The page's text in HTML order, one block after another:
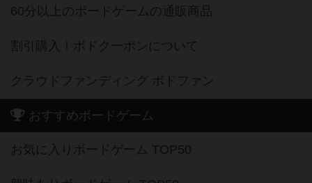
60分以上のボードゲームの通販商品
割引購入！ボドクーポンについて
クラウドファンディング ボドファン
おすすめボードゲーム
お気に入りボードゲーム TOP50